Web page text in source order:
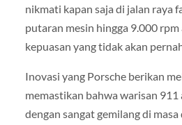
nikmati kapan saja di jalan raya
putaran mesin hingga 9.000
kepuasan yang tidak akan
Inovasi yang Porsche berikan
memastikan bahwa warisan
dengan sangat gemilang di